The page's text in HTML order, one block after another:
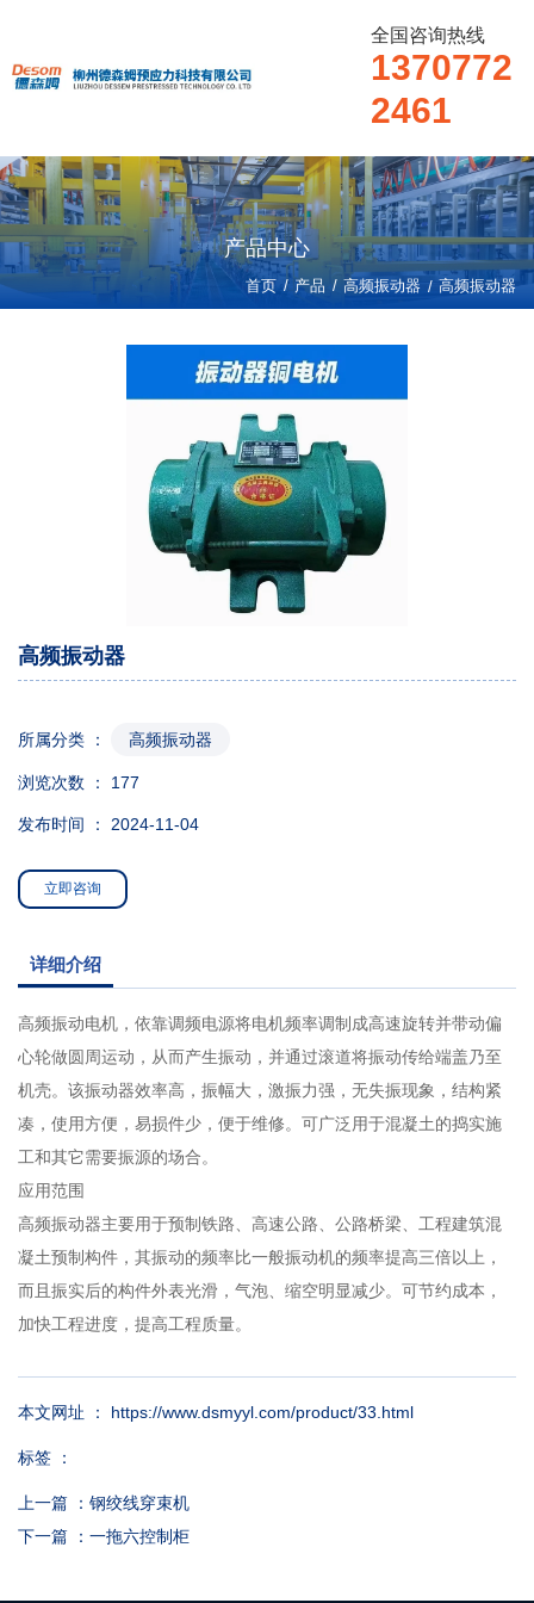
全国咨询热线
1370772
2461
产品中心
首页/ 产品 / 高频振动器 / 高频振动器
高频振动器
所属分类 ： 高频振动器
浏览次数 ： 177
发布时间 ： 2024-11-04
立即咨询
详细介绍
高频振动电机，依靠调频电源将电机频率调制成高速旋转并带动偏
心轮做圆周运动，从而产生振动，并通过滚道将振动传给端盖乃至
机壳。该振动器效率高，振幅大，激振力强，无失振现象，结构紧
凑，使用方便，易损件少，便于维修。可广泛用于混凝土的捣实施
工和其它需要振源的场合。
应用范围
高频振动器主要用于预制铁路、高速公路、公路桥梁、工程建筑混
凝土预制构件，其振动的频率比一般振动机的频率提高三倍以上，
而且振实后的构件外表光滑，气泡、缩空明显减少。可节约成本，
加快工程进度，提高工程质量。
本文网址 ： https://www.dsmyyl.com/product/33.html
标签 ：
上一篇 ： 钢绞线穿束机
下一篇 ： 一拖六控制柜